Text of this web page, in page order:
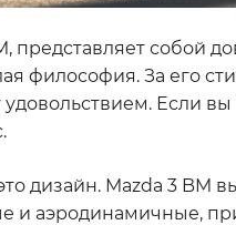
представляет собой
философия. За его
Если
дизайн. Mazda 3
и аэродинамичные,